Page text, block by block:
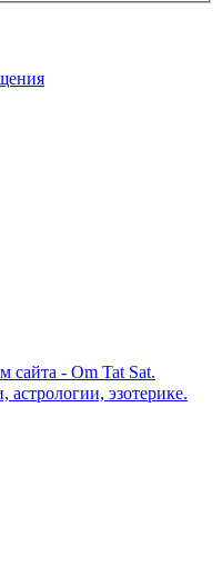
сайта - Om Tat Sat.
эзотерике.